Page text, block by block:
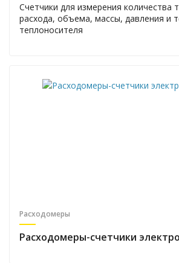
Счетчики для измерения количества
расхода, объема, массы, давления и
теплоносителя
Расходомеры
Расходомеры-счетчики